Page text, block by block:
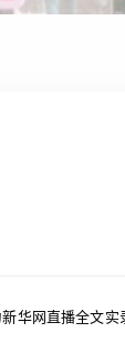
华网直播全文实